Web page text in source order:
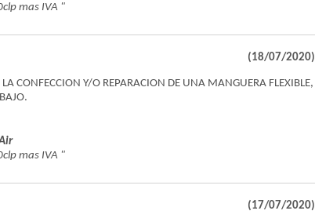
mas IVA "
(18/07/2020)
CONFECCION Y/O REPARACION DE UNA MANGUERA FLEXIBLE,
mas IVA "
(17/07/2020)